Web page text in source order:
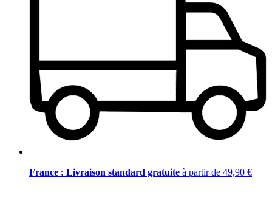
France : Livraison standard gratuite à partir de 49,90 €